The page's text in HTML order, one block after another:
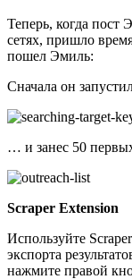
Теперь, когда пост
сетях, пришло
пошел Эмиль:
Сначала он
… и занес 50
Scraper Extension
Используйте
экспорта
нажмите правой